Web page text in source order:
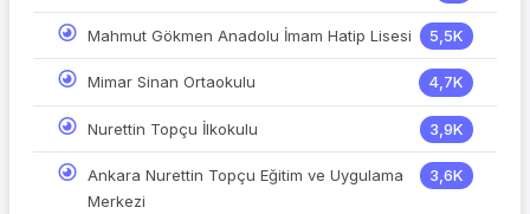
Mahmut Gökmen Anadolu İmam Hatip Lisesi 5,5K
Mimar Sinan Ortaokulu 4,7K
Nurettin Topçu İlkokulu 3,9K
Ankara Nurettin Topçu Eğitim ve Uygulama
Merkezi
3,6K